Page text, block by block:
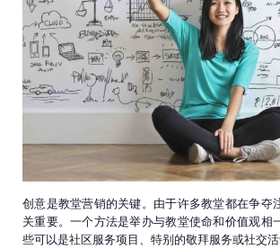
创意是教堂营销的关键。由于许多教堂都在争夺
关重要。一个方法是举办与教堂使命和价值观相
些可以是社区服务项目、特别的敬拜服务或社交活